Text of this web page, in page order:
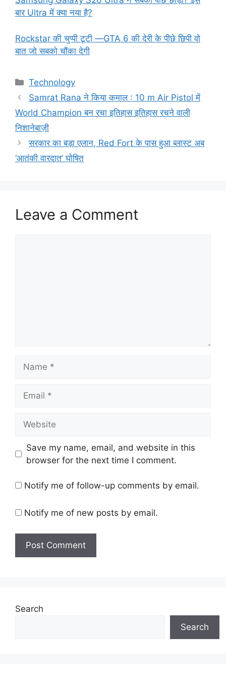
बार Ultra में क्या नया है?
Rockstar की चुप्पी टूटी —GTA 6 की देरी के पीछे छिपी वो
बात जो सबको चौंका देगी
Categories
Technology
Samrat Rana ने किया कमाल : 10 m Air Pistol में
World Champion बन रचा इतिहास इतिहास रचने वाली
निशानेबाज़ी
सरकार का बड़ा एलान, Red Fort के पास हुआ ब्लास्ट अब
‘आतंकी वारदात’ घोषित
Leave a Comment
Save my name, email, and website in this
browser for the next time I comment.
Notify me of follow-up comments by email.
Notify me of new posts by email.
Search
Search